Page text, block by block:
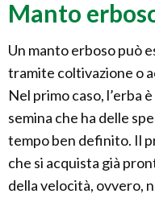
Manto
Un manto erboso può
tramite coltivazione o
Nel primo caso, l’erba
semina che ha delle
tempo ben definito. Il
che si acquista già
della velocità, ovvero,